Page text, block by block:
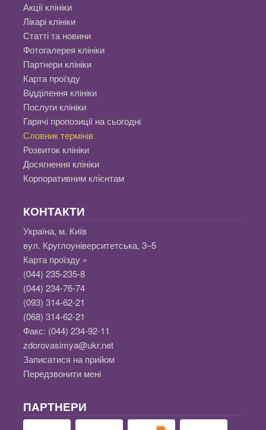
Акції клініки
Лікарі клініки
Статті та новини
Фотогалерея клініки
Партнери клініки
Карта проїзду
Відділення клініки
Послуги клініки
Гарячі пропозиції на сьогодні
Словник термінів
Розвиток клініки
Досягнення клініки
Корпоративним клієнтам
КОНТАКТИ
Україна, м. Київ
вул. Круглоуніверситетська, 3–5
Карта проїзду »
(044) 235-235-8
(044) 234-76-74
(093) 314-62-21
(068) 314-62-21
Факс: (044) 234-92-11
zdorovasimya@ukr.net
Записатися на прийом
Передзвонити мені
ПАРТНЕРИ